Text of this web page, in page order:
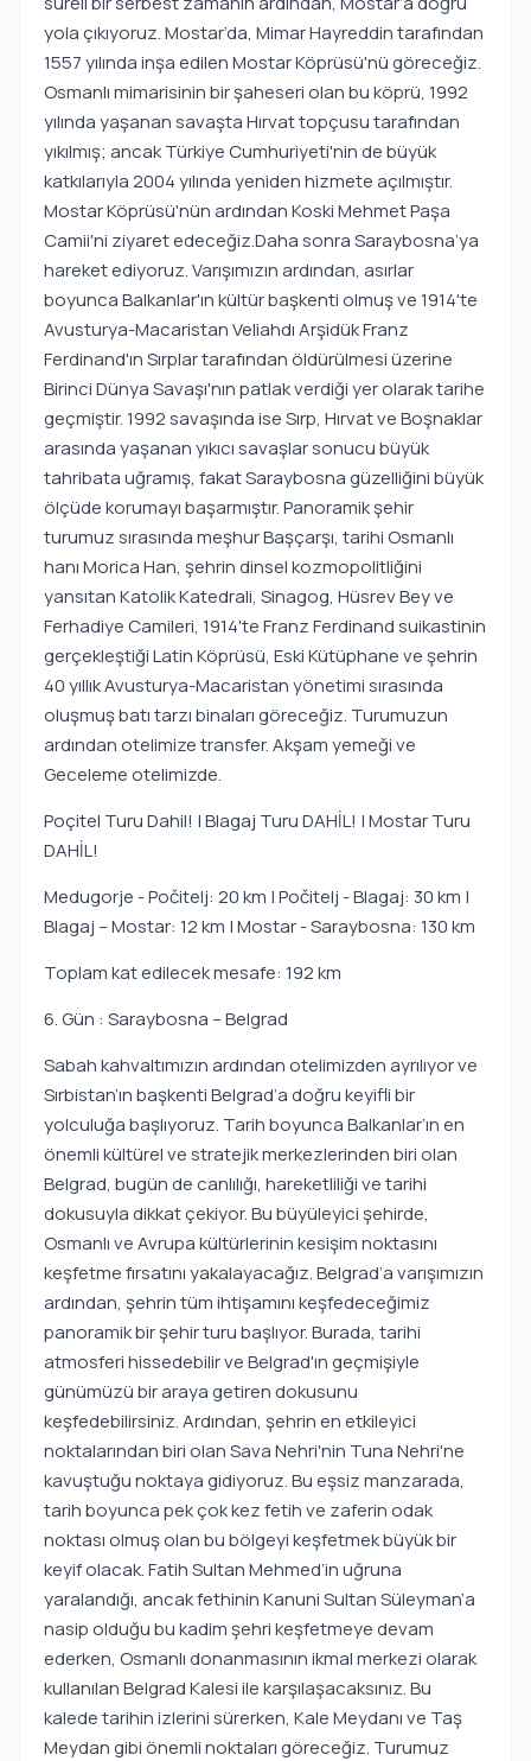
yola çıkıyoruz. Mostar’da, Mimar Hayreddin tarafından
1557 yılında inşa edilen Mostar Köprüsü'nü göreceğiz.
Osmanlı mimarisinin bir şaheseri olan bu köprü, 1992
yılında yaşanan savaşta Hırvat topçusu tarafından
yıkılmış; ancak Türkiye Cumhuriyeti'nin de büyük
katkılarıyla 2004 yılında yeniden hizmete açılmıştır.
Mostar Köprüsü'nün ardından Koski Mehmet Paşa
Camii'ni ziyaret edeceğiz.Daha sonra Saraybosna’ya
hareket ediyoruz. Varışımızın ardından, asırlar
boyunca Balkanlar'ın kültür başkenti olmuş ve 1914'te
Avusturya-Macaristan Veliahdı Arşidük Franz
Ferdinand'ın Sırplar tarafından öldürülmesi üzerine
Birinci Dünya Savaşı'nın patlak verdiği yer olarak tarihe
geçmiştir. 1992 savaşında ise Sırp, Hırvat ve Boşnaklar
arasında yaşanan yıkıcı savaşlar sonucu büyük
tahribata uğramış, fakat Saraybosna güzelliğini büyük
ölçüde korumayı başarmıştır. Panoramik şehir
turumuz sırasında meşhur Başçarşı, tarihi Osmanlı
hanı Morica Han, şehrin dinsel kozmopolitliğini
yansıtan Katolik Katedrali, Sinagog, Hüsrev Bey ve
Ferhadiye Camileri, 1914'te Franz Ferdinand suikastinin
gerçekleştiği Latin Köprüsü, Eski Kütüphane ve şehrin
40 yıllık Avusturya-Macaristan yönetimi sırasında
oluşmuş batı tarzı binaları göreceğiz. Turumuzun
ardından otelimize transfer. Akşam yemeği ve
Geceleme otelimizde.
Poçitel Turu Dahil! | Blagaj Turu DAHİL! | Mostar Turu
DAHİL!
Medugorje - Počitelj: 20 km | Počitelj - Blagaj: 30 km |
Blagaj – Mostar: 12 km | Mostar - Saraybosna: 130 km
Toplam kat edilecek mesafe: 192 km
6. Gün : Saraybosna – Belgrad
Sabah kahvaltımızın ardından otelimizden ayrılıyor ve
Sırbistan’ın başkenti Belgrad’a doğru keyifli bir
yolculuğa başlıyoruz. Tarih boyunca Balkanlar’ın en
önemli kültürel ve stratejik merkezlerinden biri olan
Belgrad, bugün de canlılığı, hareketliliği ve tarihi
dokusuyla dikkat çekiyor. Bu büyüleyici şehirde,
Osmanlı ve Avrupa kültürlerinin kesişim noktasını
keşfetme fırsatını yakalayacağız. Belgrad’a varışımızın
ardından, şehrin tüm ihtişamını keşfedeceğimiz
panoramik bir şehir turu başlıyor. Burada, tarihi
atmosferi hissedebilir ve Belgrad'ın geçmişiyle
günümüzü bir araya getiren dokusunu
keşfedebilirsiniz. Ardından, şehrin en etkileyici
noktalarından biri olan Sava Nehri'nin Tuna Nehri'ne
kavuştuğu noktaya gidiyoruz. Bu eşsiz manzarada,
tarih boyunca pek çok kez fetih ve zaferin odak
noktası olmuş olan bu bölgeyi keşfetmek büyük bir
keyif olacak. Fatih Sultan Mehmed’in uğruna
yaralandığı, ancak fethinin Kanuni Sultan Süleyman’a
nasip olduğu bu kadim şehri keşfetmeye devam
ederken, Osmanlı donanmasının ikmal merkezi olarak
kullanılan Belgrad Kalesi ile karşılaşacaksınız. Bu
kalede tarihin izlerini sürerken, Kale Meydanı ve Taş
Meydan gibi önemli noktaları göreceğiz. Turumuz